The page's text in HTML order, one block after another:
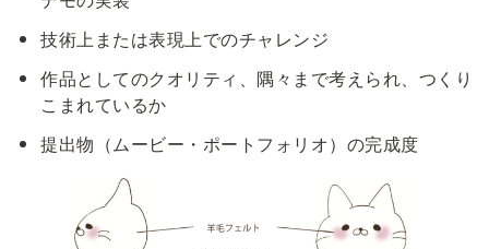
技術上または表現上でのチャレンジ
作品としてのクオリティ、隅々まで考えられ、つくり
こまれているか
提出物（ムービー・ポートフォリオ）の完成度